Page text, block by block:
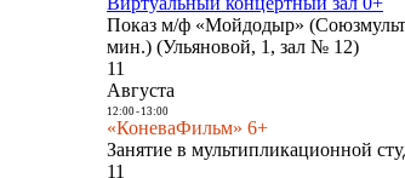
Показ м/ф «Мойдодыр»
мин.) (Ульяновой, 1, зал № 12)
11
Августа
12:00- 13:00
«КоневаФильм» 6+
Занятие в мультипликационной
11